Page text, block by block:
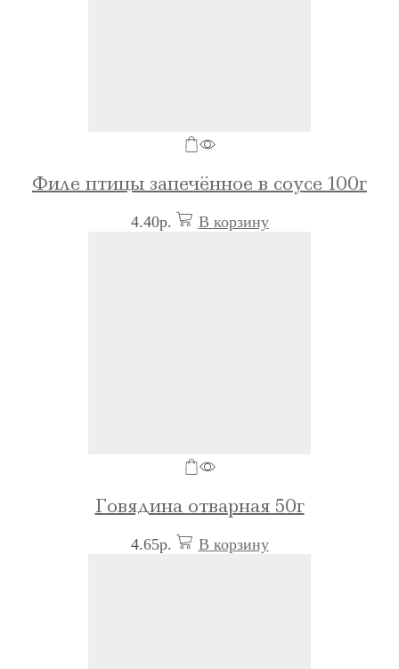
Филе птицы запечённое в соусе 100г
4.40р. В корзину
Говядина отварная 50г
4.65р. В корзину